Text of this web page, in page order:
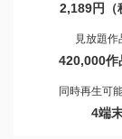
2,189円（
見放題作
420,000作
同時再生可
4端